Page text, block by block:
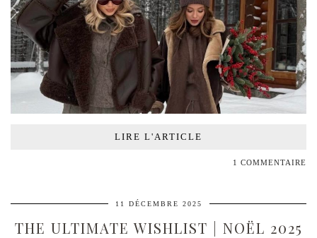
LIRE L'ARTICLE
1 COMMENTAIRE
11 DÉCEMBRE 2025
THE ULTIMATE WISHLIST | NOËL 2025